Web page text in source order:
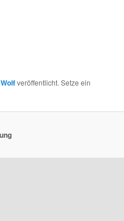
veröffentlicht. Setze ein